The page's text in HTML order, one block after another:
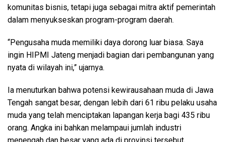
komunitas bisnis, tetapi juga sebagai mitra aktif pemerintah
dalam menyukseskan program-program daerah.
“Pengusaha muda memiliki daya dorong luar biasa. Saya
ingin HIPMI Jateng menjadi bagian dari pembangunan yang
nyata di wilayah ini,” ujarnya.
Ia menuturkan bahwa potensi kewirausahaan muda di Jawa
Tengah sangat besar, dengan lebih dari 61 ribu pelaku usaha
muda yang telah menciptakan lapangan kerja bagi 435 ribu
orang. Angka ini bahkan melampaui jumlah industri